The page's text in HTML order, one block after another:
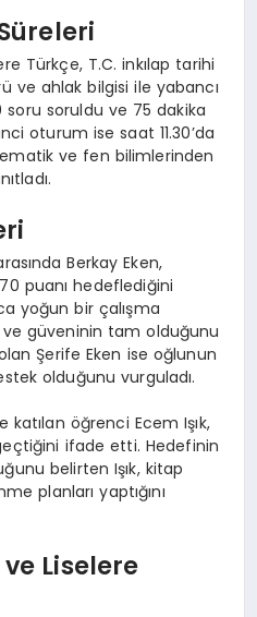
Türkçe, T.C. inkılap tarihi
ve ahlak bilgisi ile yabancı
soruldu ve 75 dakika
oturum ise saat 11.30’da
ve fen bilimlerinden
Berkay Eken,
puanı hedeflediğini
yoğun bir çalışma
ve güveninin tam olduğunu
Şerife Eken ise oğlunun
olduğunu vurguladı.
katılan öğrenci Ecem Işık,
ifade etti. Hedefinin
belirten Işık, kitap
planları yaptığını
ve Liselere